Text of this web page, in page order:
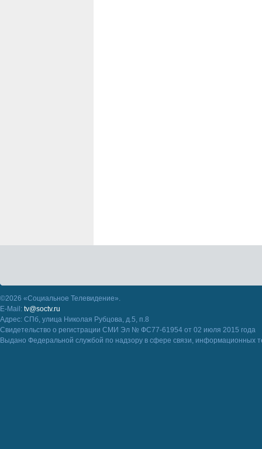
©2026 «Социальное Телевидение».
E-Mail: tv@soctv.ru
Адрес: СПб, улица Николая Рубцова, д.5, п.8
Свидетельство о регистрации СМИ Эл № ФС77-61954 от 02 июля 2015 года
Выдано Федеральной службой по надзору в сфере связи, информационных